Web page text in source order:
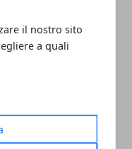
il nostro sito
a quali